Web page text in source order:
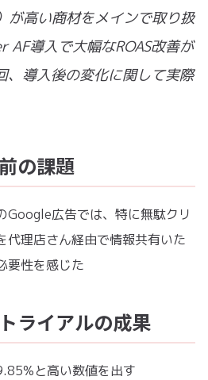
が高い商材をメインで取り扱
AF導入で大幅なROAS改善が
、導入後の変化に関して実際
の課題
Google広告では、特に無駄クリ
代理店さん経由で情報共有いた
要性を感じた
ライアルの成果
と高い数値を出す